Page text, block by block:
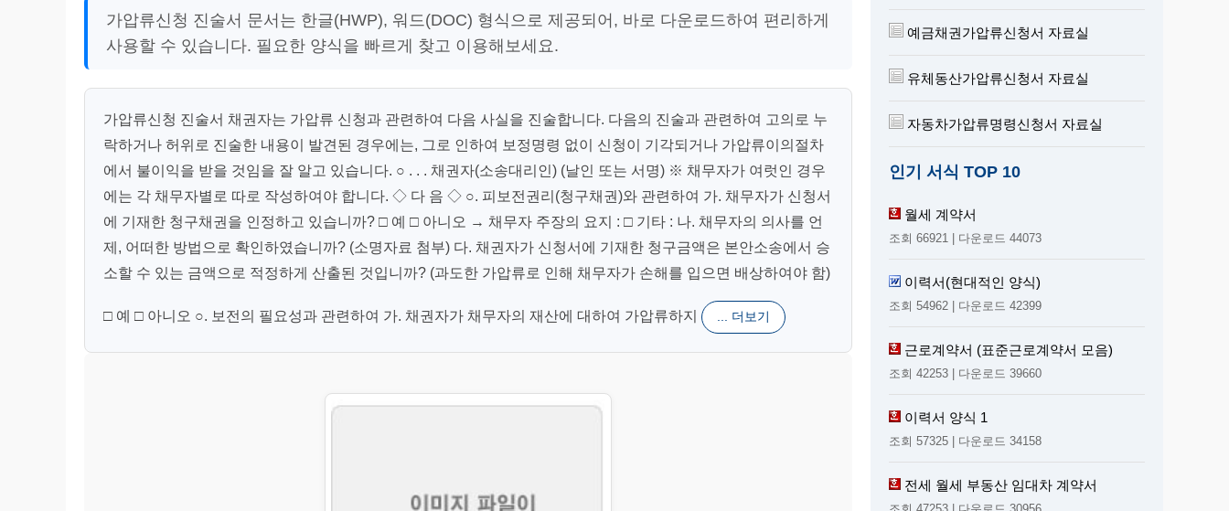
가압류신청 진술서 문서는 한글(HWP), 워드(DOC) 형식으로 제공되어, 바로 다운로드하여 편리하게
사용할 수 있습니다. 필요한 양식을 빠르게 찾고 이용해보세요.
가압류신청 진술서 채권자는 가압류 신청과 관련하여 다음 사실을 진술합니다. 다음의 진술과 관련하여 고의로 누
락하거나 허위로 진술한 내용이 발견된 경우에는, 그로 인하여 보정명령 없이 신청이 기각되거나 가압류이의절차
에서 불이익을 받을 것임을 잘 알고 있습니다. ○ . . . 채권자(소송대리인) (날인 또는 서명) ※ 채무자가 여럿인 경우
에는 각 채무자별로 따로 작성하여야 합니다. ◇ 다 음 ◇ ○. 피보전권리(청구채권)와 관련하여 가. 채무자가 신청서
에 기재한 청구채권을 인정하고 있습니까? □ 예 □ 아니오 → 채무자 주장의 요지 : □ 기타 : 나. 채무자의 의사를 언
제, 어떠한 방법으로 확인하였습니까? (소명자료 첨부) 다. 채권자가 신청서에 기재한 청구금액은 본안소송에서 승
소할 수 있는 금액으로 적정하게 산출된 것입니까? (과도한 가압류로 인해 채무자가 손해를 입으면 배상하여야 함)
□ 예 □ 아니오 ○. 보전의 필요성과 관련하여 가. 채권자가 채무자의 재산에 대하여 가압류하지 ... 더보기
예금채권가압류신청서 자료실
유체동산가압류신청서 자료실
자동차가압류명령신청서 자료실
인기 서식 TOP 10
월세 계약서
조회 66921 | 다운로드 44073
이력서(현대적인 양식)
조회 54962 | 다운로드 42399
근로계약서 (표준근로계약서 모음)
조회 42253 | 다운로드 39660
이력서 양식 1
조회 57325 | 다운로드 34158
전세 월세 부동산 임대차 계약서